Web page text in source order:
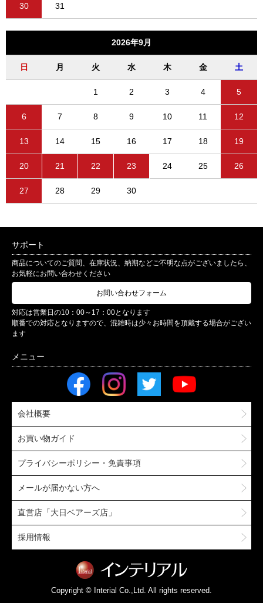
30 31
2026年9月
日 月 火 水 木 金 土
1 2 3 4 5
6 7 8 9 10 11 12
13 14 15 16 17 18 19
20 21 22 23 24 25 26
27 28 29 30
サポート
商品についてのご質問、在庫状況、納期などご不明な点がございましたら、
お気軽にお問い合わせください
お問い合わせフォーム
対応は営業日の10：00～17：00となります
順番での対応となりますので、混雑時は少々お時間を頂戴する場合がござい
ます
会社概要
お買い物ガイド
プライバシーポリシー・免責事項
メールが届かない方へ
直営店「大日ベアーズ店」
採用情報
Copyright © Interial Co.,Ltd. All rights reserved.